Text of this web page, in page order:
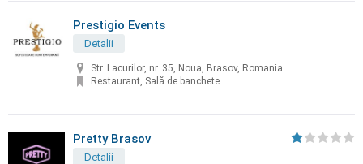
Prestigio Events
Detalii
Str. Lacurilor, nr. 35, Noua, Brasov, Romania
Restaurant, Sală de banchete
Pretty Brasov
Detalii